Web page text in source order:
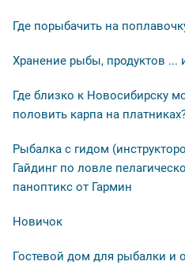
Где порыбачить на
Хранение рыбы, продуктов ...
Где близко к Новосибирску
половить карпа на
Рыбалка с гидом
Гайдинг по ловле
паноптикс от Гармин
Новичок
Гостевой дом для рыбалки и